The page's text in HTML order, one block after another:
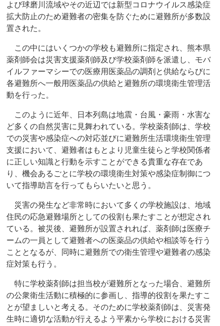
よび球磨川流域やその近辺では新型コロナウイルス感染症
拡大防止のため避難者の密集を防ぐために避難所が多数設
置された。
この中にはいくつかの学校も避難所に指定され、熊本県
薬剤師会は災害支援薬剤師及び学校薬剤師を派遣し、モバ
イルファーマシーでの医療用医薬品の調剤と供給ならびに
各避難所へ一般用医薬品の供給と避難所の環境衛生管理活
動を行った。
このように近年、日本列島は地震・台風・豪雨・水害な
ど多くの自然災害に見舞われている。学校薬剤師は、学校
での災害や感染症への対応並びに避難所生活環境衛生管理
支援において、避難者はもとより児童生徒らと学校関係者
に正しい知識と行動を示すことができる貴重な存在であ
り、機会あるごとに学校の環境衛生対策や感染症制御につ
いて指導助言を行ってもらいたいと思う。
災害の発生など非常時において多くの学校施設は、地域
住民の応急避難場所としての役割も果たすことが想定され
ている。被災後、避難所が設置されれば、薬剤師は医療チ
ームの一員として避難者への医薬品の供給や相談等を行う
こととなるが、同時に避難所での衛生管理や避難者の感染
症対策も行う。
特に学校薬剤師は担当校が避難所となった場合、避難所
の公衆衛生活動に積極的に参画し、指導的役割を果たすこ
とが望ましいと考える。そのために学校薬剤師は、災害発
生時に適切な活動が行えるよう平素から学校における災害